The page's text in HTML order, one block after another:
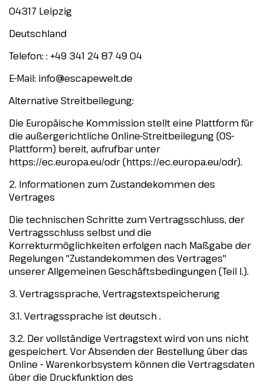
04317 Leipzig
Deutschland
Telefon: : +49 341 24 87 49 04
E-Mail: info@escapewelt.de
Alternative Streitbeilegung:
Die Europäische Kommission stellt eine Plattform für
die außergerichtliche Online-Streitbeilegung (OS-
Plattform) bereit, aufrufbar unter
https://ec.europa.eu/odr (https://ec.europa.eu/odr).
2. Informationen zum Zustandekommen des
Vertrages
Die technischen Schritte zum Vertragsschluss, der
Vertragsschluss selbst und die
Korrekturmöglichkeiten erfolgen nach Maßgabe der
Regelungen "Zustandekommen des Vertrages"
unserer Allgemeinen Geschäftsbedingungen (Teil I.).
3. Vertragssprache, Vertragstextspeicherung
3.1. Vertragssprache ist deutsch .
3.2. Der vollständige Vertragstext wird von uns nicht
gespeichert. Vor Absenden der Bestellung über das
Online - Warenkorbsystem können die Vertragsdaten
über die Druckfunktion des